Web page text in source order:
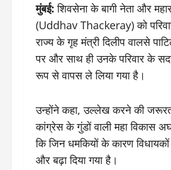
मुंबई: शिवसेना के बागी नेता और
(Uddhav Thackeray) को
राज्य के गृह मंत्री दिलीप वालसे
पर और साथ ही उनके परिवार के
रूप से वापस ले लिया गया है।
उन्होंने कहा, उल्लेख करने की जरूरत
कांग्रेस के गुंडों वाली महा विकास
कि जिन धमकियों के कारण
और बढ़ा दिया गया है।